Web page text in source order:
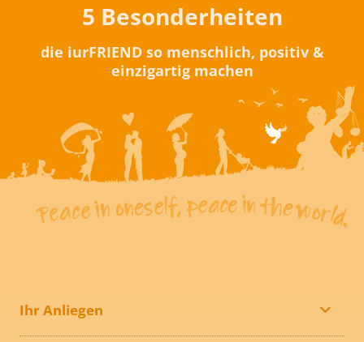
5 Besonderheiten
die iurFRIEND so menschlich, positiv &
einzigartig machen
Ihr Anliegen